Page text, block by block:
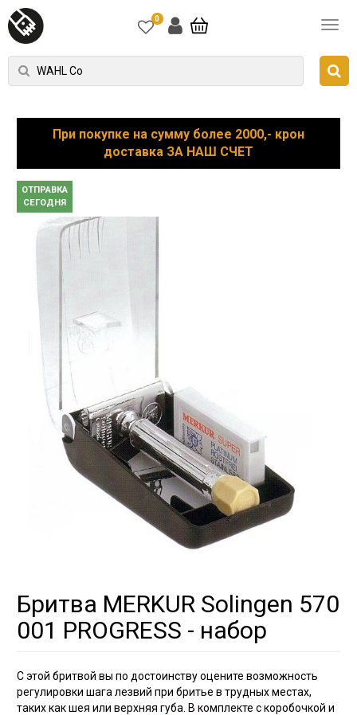
0
При покупке на сумму более 2000,- крон
доставка ЗА НАШ СЧЕТ
ОТПРАВКА
СЕГОДНЯ
Бритва MERKUR Solingen 570
001 PROGRESS - набор
С этой бритвой вы по достоинству оцените возможность
регулировки шага лезвий при бритье в трудных местах,
таких как шея или верхняя губа. В комплекте с коробочкой и